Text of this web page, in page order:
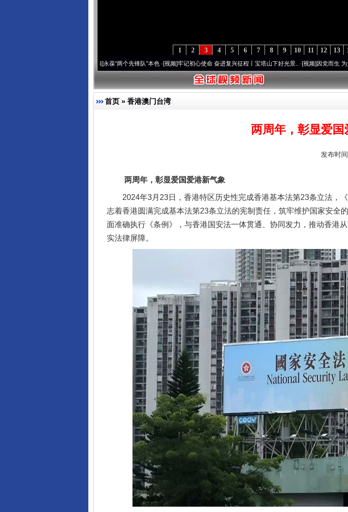
13
12
11
10
9
8
7
6
5
4
3
2
1
永葆“两个先锋队”本色·[视频]牢记初心使命 奋进复兴征程丨宝塔山下好光景..·[视频]因党而生 为党而战——百
首页 » 香港澳门台湾
两周年，彰显爱国
发布时
两周年，彰显爱国爱港新气象
2024年3月23日，香港特区历史性完成香港基本法第23条立法，
志着香港圆满完成基本法第23条立法的宪制责任，筑牢维护国家安全
面准确执行《条例》，与香港国安法一体贯通、协同发力，推动香港从
实法律屏障。